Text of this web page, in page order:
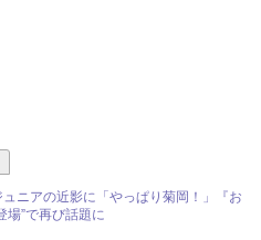
ニアの近影に「やっぱり菊岡！」『お
場”で再び話題に